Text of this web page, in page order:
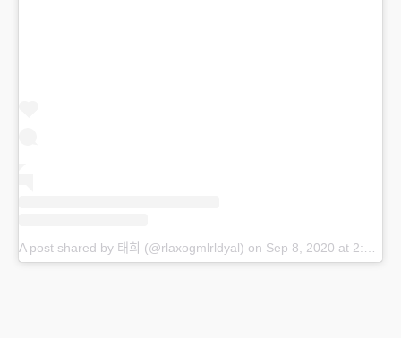
A post shared by 태희 (@rlaxogmlrldyal) on Sep 8, 2020 at 2:29am PDT